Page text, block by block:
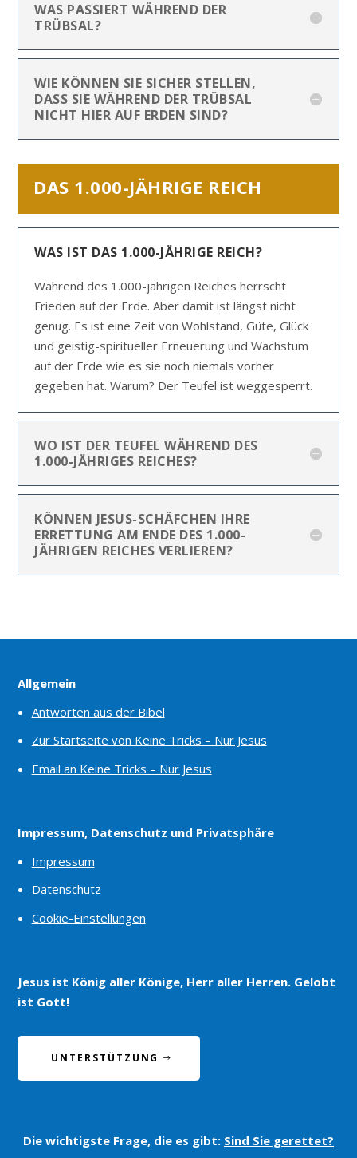
WAS PASSIERT WÄHREND DER
TRÜBSAL?
WIE KÖNNEN SIE SICHER STELLEN,
DASS SIE WÄHREND DER TRÜBSAL
NICHT HIER AUF ERDEN SIND?
DAS 1.000-JÄHRIGE REICH
WAS IST DAS 1.000-JÄHRIGE REICH?
Während des 1.000-jährigen Reiches herrscht
Frieden auf der Erde. Aber damit ist längst nicht
genug. Es ist eine Zeit von Wohlstand, Güte, Glück
und geistig-spiritueller Erneuerung und Wachstum
auf der Erde wie es sie noch niemals vorher
gegeben hat. Warum? Der Teufel ist weggesperrt.
WO IST DER TEUFEL WÄHREND DES
1.000-JÄHRIGES REICHES?
KÖNNEN JESUS-SCHÄFCHEN IHRE
ERRETTUNG AM ENDE DES 1.000-
JÄHRIGEN REICHES VERLIEREN?
Allgemein
Antworten aus der Bibel
Zur Startseite von Keine Tricks – Nur Jesus
Email an Keine Tricks – Nur Jesus
Impressum, Datenschutz und Privatsphäre
Impressum
Datenschutz
Cookie-Einstellungen
Jesus ist König aller Könige, Herr aller Herren. Gelobt
ist Gott!
UNTERSTÜTZUNG
Die wichtigste Frage, die es gibt: Sind Sie gerettet?